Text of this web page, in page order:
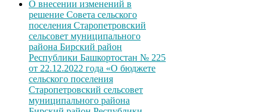
О внесении изменений в
решение Совета сельского
поселения Старопетровский
сельсовет муниципального
района Бирский район
Республики Башкортостан № 225
от 22.12.2022 года «О бюджете
сельского поселения
Старопетровский сельсовет
муниципального района